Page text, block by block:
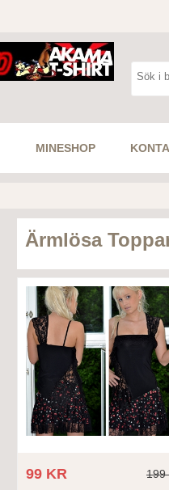
MINESHOP
Ärmlösa
99 KR 199